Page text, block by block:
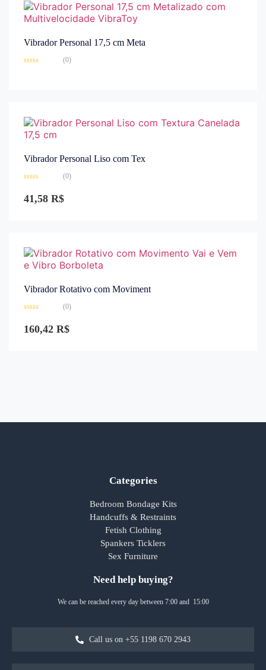
Vibrador Personal 17,5 cm Meta
(0)
Vibrador Personal Liso com Tex
0
de
(0)
41,58 R$
Vibrador Rotativo com Moviment
0
de
(0)
160,42 R$
Categories
Bedroom Bondage Kits
Handcuffs & Restraints
Fetish Clothing
Spankers Ticklers
Sex Furniture
Need help buying?
We can be reached every day between 7:00 and 15:00
Call us on +55 1198 670 2943